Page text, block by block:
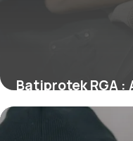
Batiprotek RGA :
2026